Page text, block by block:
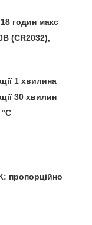
годин макс
(CR2032),
1 хвилина
30 хвилин
пропорційно